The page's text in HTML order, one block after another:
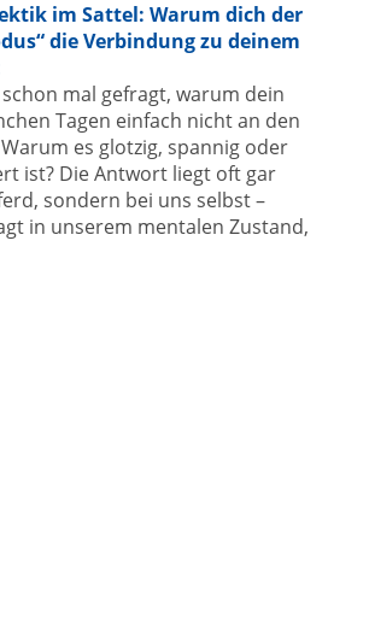
im Sattel: Warum dich der
die Verbindung zu deinem
mal gefragt, warum dein
Tagen einfach nicht an den
es glotzig, spannig oder
ist? Die Antwort liegt oft gar
sondern bei uns selbst –
in unserem mentalen Zustand,